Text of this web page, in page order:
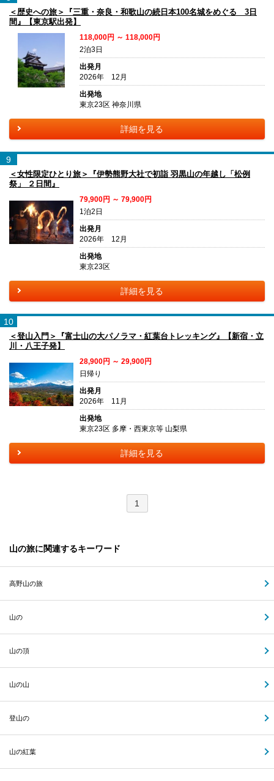
＜歴史への旅＞『三重・奈良・和歌山の続日本100名城をめぐる 3日
間』【東京駅出発】
118,000円 ～ 118,000円
2泊3日
出発月
2026年 12月
出発地
東京23区 神奈川県
詳細を見る
9
＜女性限定ひとり旅＞『伊勢熊野大社で初詣 羽黒山の年越し「松例
祭」 ２日間』
79,900円 ～ 79,900円
1泊2日
出発月
2026年 12月
出発地
東京23区
詳細を見る
10
＜登山入門＞『富士山の大パノラマ・紅葉台トレッキング』【新宿・立
川・八王子発】
28,900円 ～ 29,900円
日帰り
出発月
2026年 11月
出発地
東京23区 多摩・西東京等 山梨県
詳細を見る
1
山の旅に関連するキーワード
高野山の旅
山の
山の頂
山の山
登山の
山の紅葉